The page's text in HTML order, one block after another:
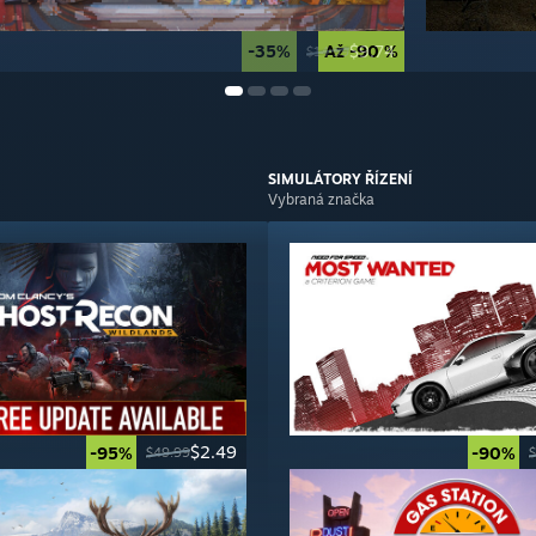
Až -90 %
-35% $14.99$9.74
-95% $49.99$2.49
SIMULÁTORY ŘÍZENÍ
Vybraná značka
-90%